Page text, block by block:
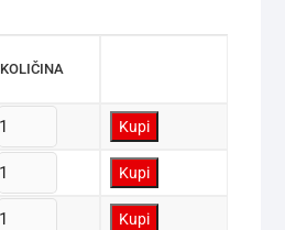
KOLIČINA
Kupi
Kupi
Kupi